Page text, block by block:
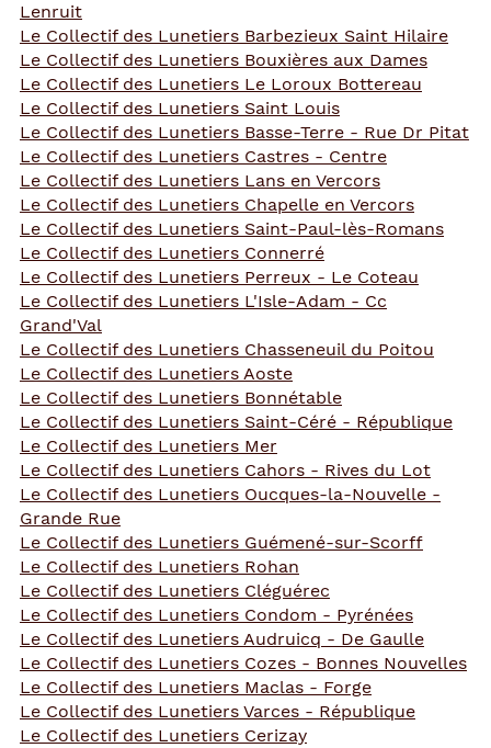
Lenruit
Le Collectif des Lunetiers Barbezieux Saint Hilaire
Le Collectif des Lunetiers Bouxières aux Dames
Le Collectif des Lunetiers Le Loroux Bottereau
Le Collectif des Lunetiers Saint Louis
Le Collectif des Lunetiers Basse-Terre - Rue Dr Pitat
Le Collectif des Lunetiers Castres - Centre
Le Collectif des Lunetiers Lans en Vercors
Le Collectif des Lunetiers Chapelle en Vercors
Le Collectif des Lunetiers Saint-Paul-lès-Romans
Le Collectif des Lunetiers Connerré
Le Collectif des Lunetiers Perreux - Le Coteau
Le Collectif des Lunetiers L'Isle-Adam - Cc
Grand'Val
Le Collectif des Lunetiers Chasseneuil du Poitou
Le Collectif des Lunetiers Aoste
Le Collectif des Lunetiers Bonnétable
Le Collectif des Lunetiers Saint-Céré - République
Le Collectif des Lunetiers Mer
Le Collectif des Lunetiers Cahors - Rives du Lot
Le Collectif des Lunetiers Oucques-la-Nouvelle -
Grande Rue
Le Collectif des Lunetiers Guémené-sur-Scorff
Le Collectif des Lunetiers Rohan
Le Collectif des Lunetiers Cléguérec
Le Collectif des Lunetiers Condom - Pyrénées
Le Collectif des Lunetiers Audruicq - De Gaulle
Le Collectif des Lunetiers Cozes - Bonnes Nouvelles
Le Collectif des Lunetiers Maclas - Forge
Le Collectif des Lunetiers Varces - République
Le Collectif des Lunetiers Cerizay